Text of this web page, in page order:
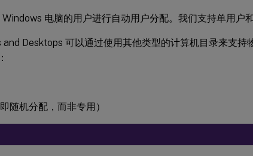
电脑的用户进行自动用户分配。我们支持单用户
Desktops 可以通过使用其他类型的计算机目录来支持
随机分配，而非专用）